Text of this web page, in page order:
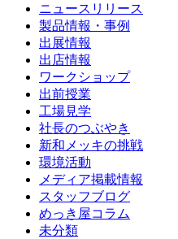
ニュースリリース
製品情報・事例
出展情報
出店情報
ワークショップ
出前授業
工場見学
社長のつぶやき
新和メッキの挑戦
環境活動
メディア掲載情報
スタッフブログ
めっき屋コラム
未分類